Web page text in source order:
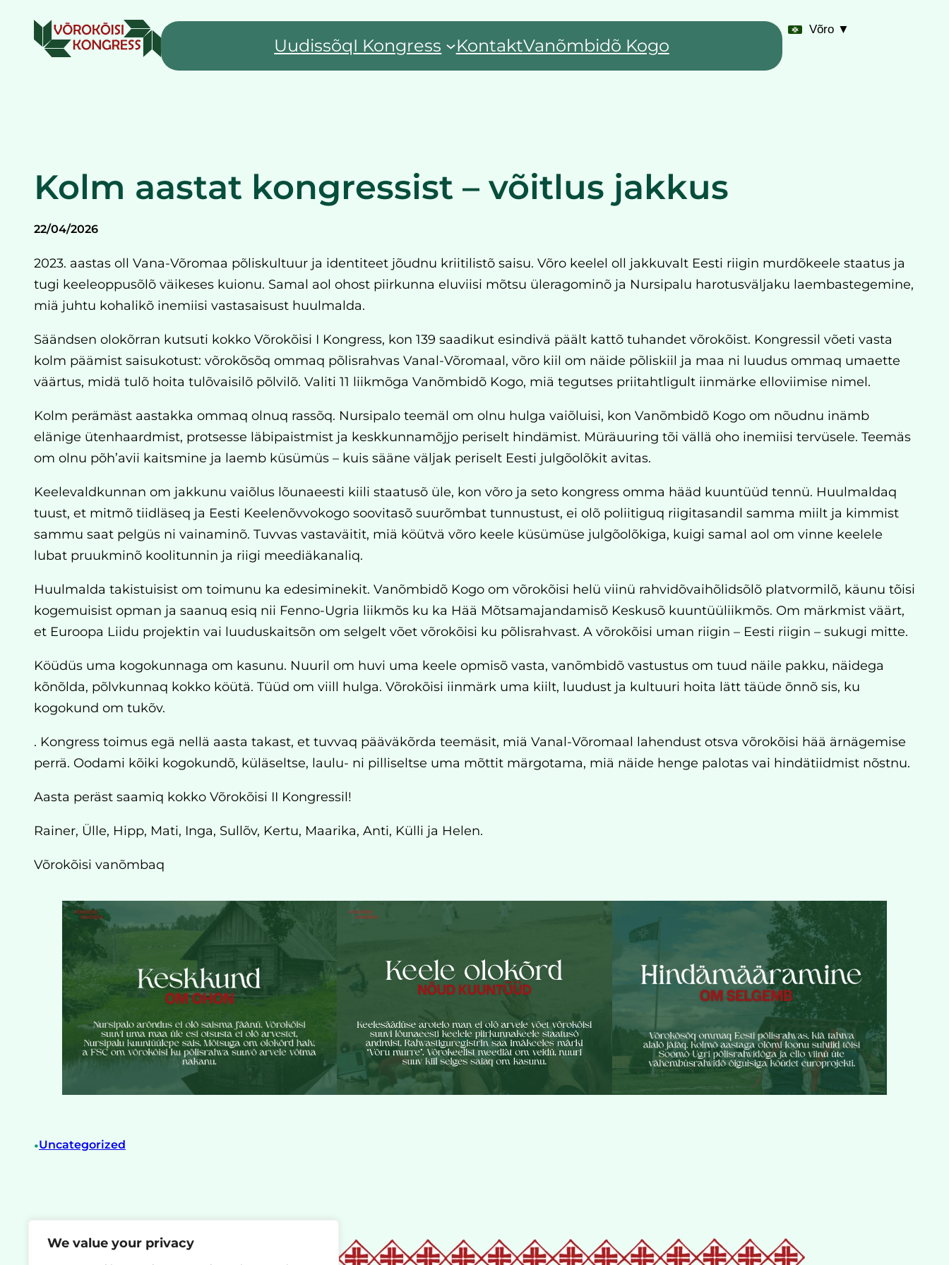
We value your privacy
Liigu
juurde
UudissõqI Kongress KontaktVanõmbidõ Kogo
Võro ▼
Kolm aastat kongressist – võitlus jakkus
22/04/2026
2023. aastas oll Vana-Võromaa põliskultuur ja identiteet jõudnu kriitilistõ saisu. Võro keelel oll jakkuvalt Eesti riigin murdõkeele staatus ja
tugi keeleoppusõlõ väikeses kuionu. Samal aol ohost piirkunna eluviisi mõtsu üleragominõ ja Nursipalu harotusväljaku laembastegemine,
miä juhtu kohalikõ inemiisi vastasaisust huulmalda.
Säändsen olokõrran kutsuti kokko Võrokõisi I Kongress, kon 139 saadikut esindivä päält kattõ tuhandet võrokõist. Kongressil võeti vasta
kolm päämist saisukotust: võrokõsõq ommaq põlisrahvas Vanal-Võromaal, võro kiil om näide põliskiil ja maa ni luudus ommaq umaette
väärtus, midä tulõ hoita tulõvaisilõ põlvilõ. Valiti 11 liikmõga Vanõmbidõ Kogo, miä tegutses priitahtligult iinmärke elloviimise nimel.
Kolm perämäst aastakka ommaq olnuq rassõq. Nursipalo teemäl om olnu hulga vaiõluisi, kon Vanõmbidõ Kogo om nõudnu inämb
elänige ütenhaardmist, protsesse läbipaistmist ja keskkunnamõjjo periselt hindämist. Müräuuring tõi vällä oho inemiisi tervüsele. Teemäs
om olnu põh’avii kaitsmine ja laemb küsümüs – kuis sääne väljak periselt Eesti julgõolõkit avitas.
Keelevaldkunnan om jakkunu vaiõlus lõunaeesti kiili staatusõ üle, kon võro ja seto kongress omma hääd kuuntüüd tennü. Huulmaldaq
tuust, et mitmõ tiidläseq ja Eesti Keelenõvvokogo soovitasõ suurõmbat tunnustust, ei olõ poliitiguq riigitasandil samma miilt ja kimmist
sammu saat pelgüs ni vainaminõ. Tuvvas vastaväitit, miä köütvä võro keele küsümüse julgõolõkiga, kuigi samal aol om vinne keelele
lubat pruukminõ koolitunnin ja riigi meediäkanaliq.
Huulmalda takistuisist om toimunu ka edesiminekit. Vanõmbidõ Kogo om võrokõisi helü viinü rahvidõvaihõlidsõlõ platvormilõ, käunu tõisi
kogemuisist opman ja saanuq esiq nii Fenno-Ugria liikmõs ku ka Hää Mõtsamajandamisõ Keskusõ kuuntüüliikmõs. Om märkmist väärt,
et Euroopa Liidu projektin vai luuduskaitsõn om selgelt võet võrokõisi ku põlisrahvast. A võrokõisi uman riigin – Eesti riigin – sukugi mitte.
Köüdüs uma kogokunnaga om kasunu. Nuuril om huvi uma keele opmisõ vasta, vanõmbidõ vastustus om tuud näile pakku, näidega
kõnõlda, põlvkunnaq kokko köütä. Tüüd om viill hulga. Võrokõisi iinmärk uma kiilt, luudust ja kultuuri hoita lätt täüde õnnõ sis, ku
kogokund om tukõv.
. Kongress toimus egä nellä aasta takast, et tuvvaq pääväkõrda teemäsit, miä Vanal-Võromaal lahendust otsva võrokõisi hää ärnägemise
perrä. Oodami kõiki kogokundõ, küläseltse, laulu- ni pilliseltse uma mõttit märgotama, miä näide henge palotas vai hindätiidmist nõstnu.
Aasta peräst saamiq kokko Võrokõisi II Kongressil!
Rainer, Ülle, Hipp, Mati, Inga, Sullõv, Kertu, Maarika, Anti, Külli ja Helen.
Võrokõisi vanõmbaq
•Uncategorized